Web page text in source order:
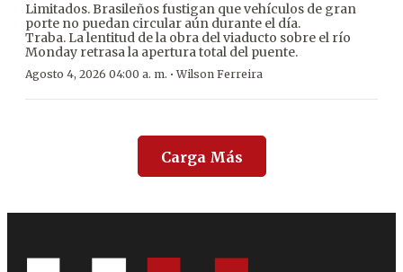
Limitados. Brasileños fustigan que vehículos de gran
porte no puedan circular aún durante el día.
Traba. La lentitud de la obra del viaducto sobre el río
Monday retrasa la apertura total del puente.
Agosto 4, 2026 04:00 a. m. ·Wilson Ferreira
Carga Más